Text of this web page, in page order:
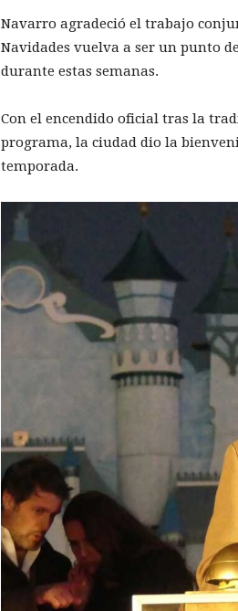
Navarro agradeció el trabajo
Navidades vuelva a ser un punto
durante estas semanas.
Con el encendido oficial tras la
programa, la ciudad dio la
temporada.